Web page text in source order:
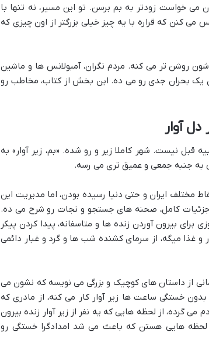
خواست زودتر به بم برسن. تو این مسیر، نه تنها با
می کنن که قراره با یه چیز خیلی بزرگتر از اون چیزی که
روشن تر می کنه. مردم نگران، آمبولانس ها و ماشین
یک بحران جدی رو می ده. این بخش از کتاب، مخاطب رو
آوار
قبل نیست. شهر کاملا زیر و رو شده. «بم، زیر آوار» به
به جنبه جمعی و عمیق تری می رسه.
مختلف ایران و حتی دنیا رسیده بودن، اما مدیریت این
کامل، صحنه های جستجو و نجات رو شرح می ده.
برای بیرون آوردن زنده ها و متاسفانه، پیدا کردن پیکر
و غذا میگه، از سرمای کشنده شب ها و گرد و غبار دائمی
از داستان های کوچیک و بزرگی می نویسه که نشون می
خستگی ساعت ها زیر آوار کار می کنه، از مادری که
گرده، از لحظه هایی که یه نفر از زیر آوار زنده بیرون
هایی هستن که باعث می شد امدادگرا خستگی رو